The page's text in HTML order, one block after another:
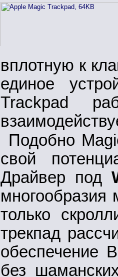
вплотную к
единое
Trackpad
Подобно
свой
Драйвер под
многообразия
только
трекпад
обеспечение
без